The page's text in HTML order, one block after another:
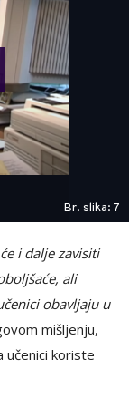
Br. slika: 7
i dalje zavisiti
ali
obavljaju u
mišljenju,
učenici koriste